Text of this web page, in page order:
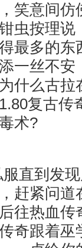
笑意间仿
虫按理说
最多的东
一丝不安
什么古拉
复古传
术?
直到发
赶紧问道
往热血传
奇跟着巫